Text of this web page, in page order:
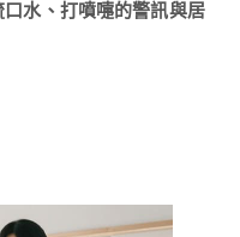
水、打噴嚏的警訊與居